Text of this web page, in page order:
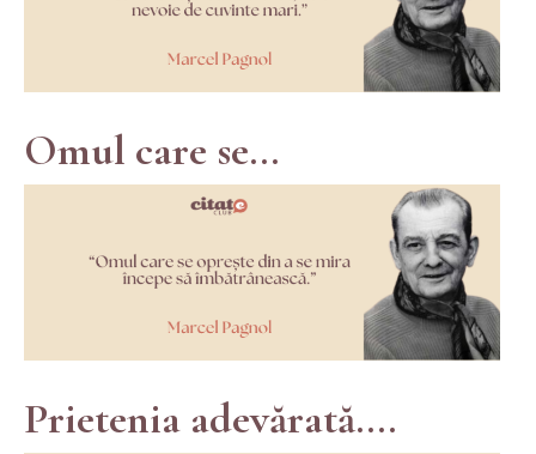
Omul care se...
Prietenia adevărată....